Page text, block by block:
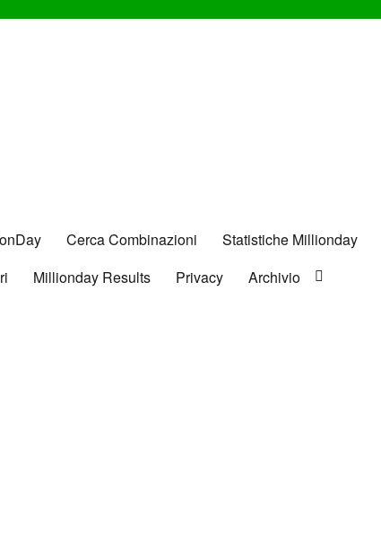
Cerca Combinazioni
Statistiche Millionday
Millionday Results Privacy Archivio